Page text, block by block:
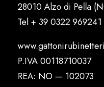
28010 Alzo di Pella
Tel + 39 0322 969241
P.IVA 00118710037
REA: NO — 102073